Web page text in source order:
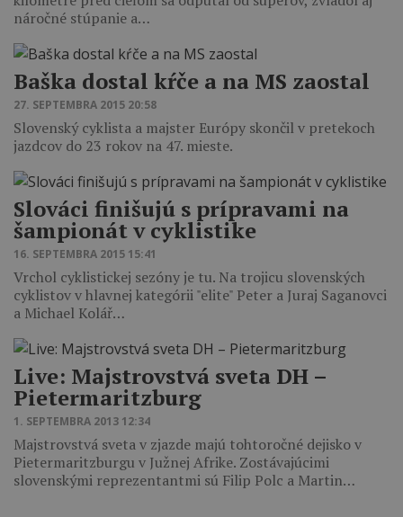
náročné stúpanie a…
Baška dostal kŕče a na MS zaostal
27. SEPTEMBRA 2015 20:58
Slovenský cyklista a majster Európy skončil v pretekoch
jazdcov do 23 rokov na 47. mieste.
Slováci finišujú s prípravami na
šampionát v cyklistike
16. SEPTEMBRA 2015 15:41
Vrchol cyklistickej sezóny je tu. Na trojicu slovenských
cyklistov v hlavnej kategórii "elite" Peter a Juraj Saganovci
a Michael Kolář…
Live: Majstrovstvá sveta DH –
Pietermaritzburg
1. SEPTEMBRA 2013 12:34
Majstrovstvá sveta v zjazde majú tohtoročné dejisko v
Pietermaritzburgu v Južnej Afrike. Zostávajúcimi
slovenskými reprezentantmi sú Filip Polc a Martin…